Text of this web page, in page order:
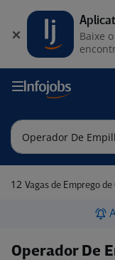
12 Vagas de Emprego de
Operador De
Baixe